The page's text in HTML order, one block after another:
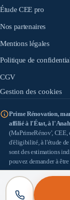
Étude CEE pro
Nos partenaires
Mentions légales
Politique de
CGV
Gestion des cookies
Prime Rénovation,
affilié à l'État, à
(MaPrimeRénov', CEE,
d'éligibilité, à l'étude de
sont des estimations
pouvez demander à
IS DIAG
(SASU au
Léon Paul Fargue, 95200